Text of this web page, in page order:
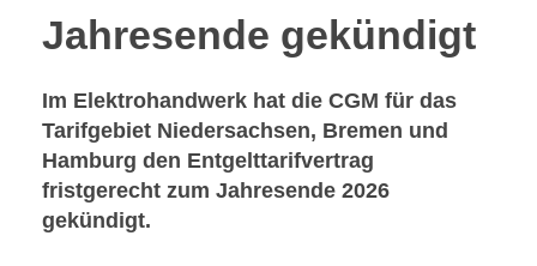
Jahresende gekündigt
Im Elektrohandwerk hat die CGM für das
Tarifgebiet Niedersachsen, Bremen und
Hamburg den Entgelttarifvertrag
fristgerecht zum Jahresende 2026
gekündigt.